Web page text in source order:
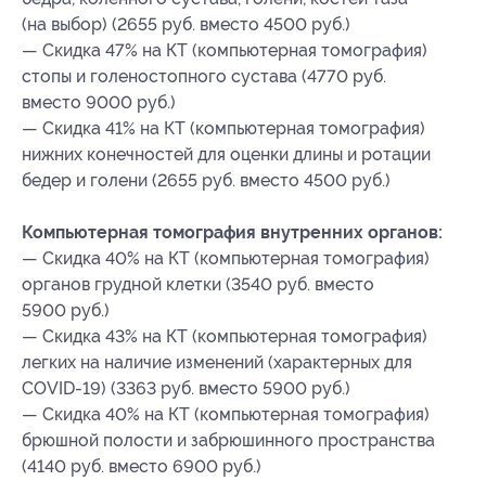
(на выбор) (2655 руб. вместо 4500 руб.)
— Скидка 47% на КТ (компьютерная томография)
стопы и голеностопного сустава (4770 руб.
вместо 9000 руб.)
— Скидка 41% на КТ (компьютерная томография)
нижних конечностей для оценки длины и ротации
бедер и голени (2655 руб. вместо 4500 руб.)
Компьютерная томография внутренних органов:
— Скидка 40% на КТ (компьютерная томография)
органов грудной клетки (3540 руб. вместо
5900 руб.)
— Скидка 43% на КТ (компьютерная томография)
легких на наличие изменений (характерных для
COVID-19) (3363 руб. вместо 5900 руб.)
— Скидка 40% на КТ (компьютерная томография)
брюшной полости и забрюшинного пространства
(4140 руб. вместо 6900 руб.)